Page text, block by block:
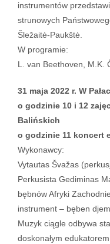
instrumentów
strunowych
Šležaitė-Paukštė.
W programie:
L. van Beethoven, M.K.
31 maja 2022 r. W
o godzinie 10 i 12
Balińskich
o godzinie 11 koncert
Wykonawcy:
Vytautas Švažas
Perkusista Gediminas
bębnów Afryki
instrument – bęben
Muzyk ciągle odbywa
doskonałym